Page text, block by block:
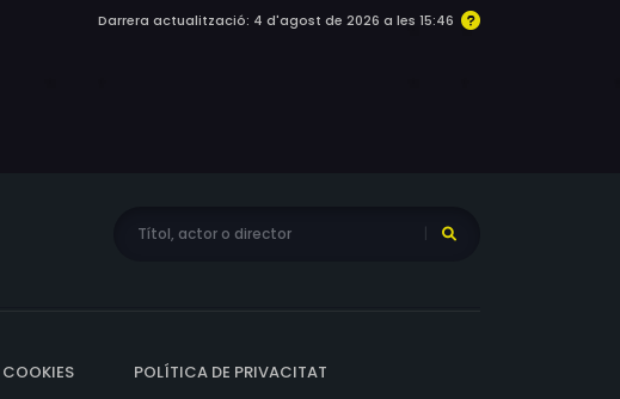
Darrera actualització: 4 d'agost de 2026 a les 15:46
POLÍTICA DE PRIVACITAT